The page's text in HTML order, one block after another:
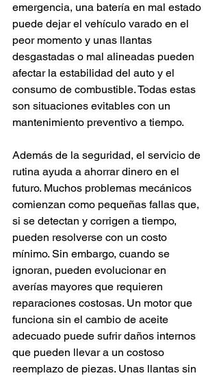
emergencia, una batería en mal estado
puede dejar el vehículo varado en el
peor momento y unas llantas
desgastadas o mal alineadas pueden
afectar la estabilidad del auto y el
consumo de combustible. Todas estas
son situaciones evitables con un
mantenimiento preventivo a tiempo.
Además de la seguridad, el servicio de
rutina ayuda a ahorrar dinero en el
futuro. Muchos problemas mecánicos
comienzan como pequeñas fallas que,
si se detectan y corrigen a tiempo,
pueden resolverse con un costo
mínimo. Sin embargo, cuando se
ignoran, pueden evolucionar en
averías mayores que requieren
reparaciones costosas. Un motor que
funciona sin el cambio de aceite
adecuado puede sufrir daños internos
que pueden llevar a un costoso
reemplazo de piezas. Unas llantas sin